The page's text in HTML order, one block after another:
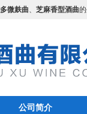
多微麸曲、 芝麻香型酒曲
公司简介